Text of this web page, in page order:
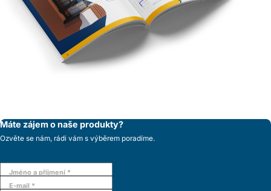
Máte zájem o naše produkty?
Ozvěte se nám, rádi vám s výběrem poradíme.
Jméno a příjmení *
E-mail *